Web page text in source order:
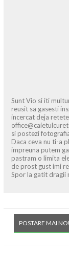
Sunt Vio si iti
reusit sa gasesti
incercat deja
si postezi
Daca ceva nu ti-a
impreuna putem
pastram o limita
de prost gust imi
Spor la gatit dragii
POSTARE MAI